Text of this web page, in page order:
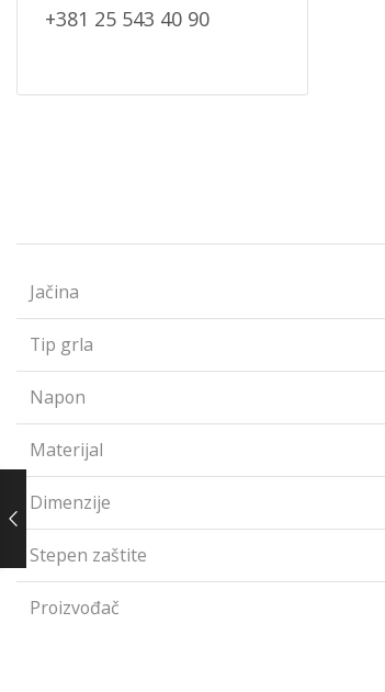
+381 25 543 40 90
Jačina
Tip grla
Napon
Materijal
Dimenzije
Stepen zaštite
Proizvođač